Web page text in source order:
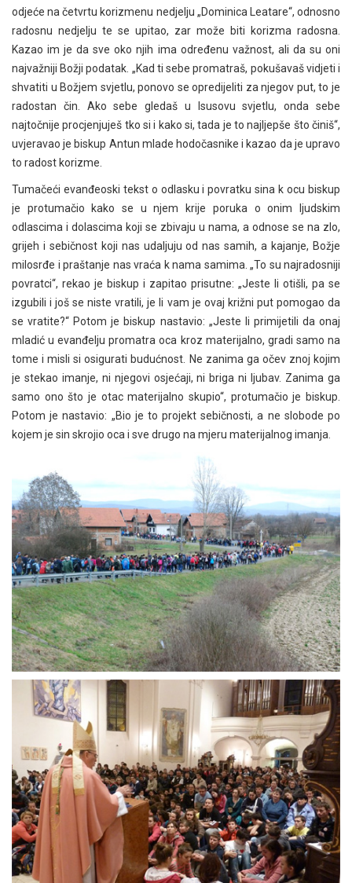
odjeće na četvrtu korizmenu nedjelju „Dominica Leatare“, odnosno
radosnu nedjelju te se upitao, zar može biti korizma radosna.
Kazao im je da sve oko njih ima određenu važnost, ali da su oni
najvažniji Božji podatak. „Kad ti sebe promatraš, pokušavaš vidjeti i
shvatiti u Božjem svjetlu, ponovo se opredijeliti za njegov put, to je
radostan čin. Ako sebe gledaš u Isusovu svjetlu, onda sebe
najtočnije procjenjuješ tko si i kako si, tada je to najljepše što činiš“,
uvjeravao je biskup Antun mlade hodočasnike i kazao da je upravo
to radost korizme.
Tumačeći evanđeoski tekst o odlasku i povratku sina k ocu biskup
je protumačio kako se u njem krije poruka o onim ljudskim
odlascima i dolascima koji se zbivaju u nama, a odnose se na zlo,
grijeh i sebičnost koji nas udaljuju od nas samih, a kajanje, Božje
milosrđe i praštanje nas vraća k nama samima. „To su najradosniji
povratci“, rekao je biskup i zapitao prisutne: „Jeste li otišli, pa se
izgubili i još se niste vratili, je li vam je ovaj križni put pomogao da
se vratite?“ Potom je biskup nastavio: „Jeste li primijetili da onaj
mladić u evanđelju promatra oca kroz materijalno, gradi samo na
tome i misli si osigurati budućnost. Ne zanima ga očev znoj kojim
je stekao imanje, ni njegovi osjećaji, ni briga ni ljubav. Zanima ga
samo ono što je otac materijalno skupio“, protumačio je biskup.
Potom je nastavio: „Bio je to projekt sebičnosti, a ne slobode po
kojem je sin skrojio oca i sve drugo na mjeru materijalnog imanja.